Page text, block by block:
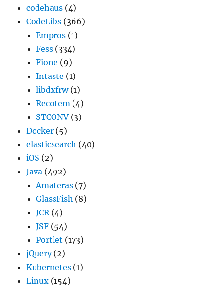
codehaus (4)
CodeLibs (366)
Empros (1)
Fess (334)
Fione (9)
Intaste (1)
libdxfrw(1)
Recotem (4)
STCONV (3)
Docker (5)
elasticsearch (40)
iOS (2)
Java (492)
Amateras (7)
GlassFish (8)
JCR(4)
JSF (54)
Portlet (173)
jQuery(2)
Kubernetes (1)
Linux (154)